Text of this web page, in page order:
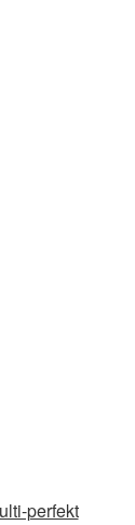
perfekt